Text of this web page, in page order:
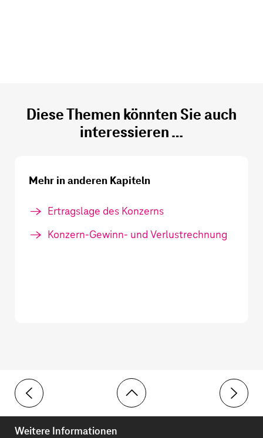
Diese Themen könnten Sie auch
interessieren …
Mehr in anderen Kapiteln
Ertragslage des Konzerns
Konzern-Gewinn- und Verlustrechnung
Toolbar
22 Bestandsveränderungen 24
Weitere Informationen